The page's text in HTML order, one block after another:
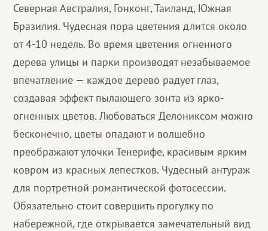
Северная Австралия, Гонконг, Таиланд, Южная
Бразилия. Чудесная пора цветения длится около
от 4-10 недель. Во время цветения огненного
дерева улицы и парки производят незабываемое
впечатление — каждое дерево радует глаз,
создавая эффект пылающего зонта из ярко-
огненных цветов. Любоваться Делониксом можно
бесконечно, цветы опадают и волшебно
преображают улочки Тенерифе, красивым ярким
ковром из красных лепестков. Чудесный антураж
для портретной романтической фотосессии.
Обязательно стоит совершить прогулку по
набережной, где открывается замечательный вид